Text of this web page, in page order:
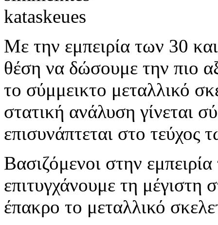
Με την εμπειρία των 30
θέση να δώσουμε την πιο
το σύμμεικτο μεταλλικό
στατική ανάλυση γίνεται
επισυνάπτεται στο τεύχος
Βασιζόμενοι στην
επιτυγχάνουμε τη μέγιστη
έπακρο το μεταλλικό